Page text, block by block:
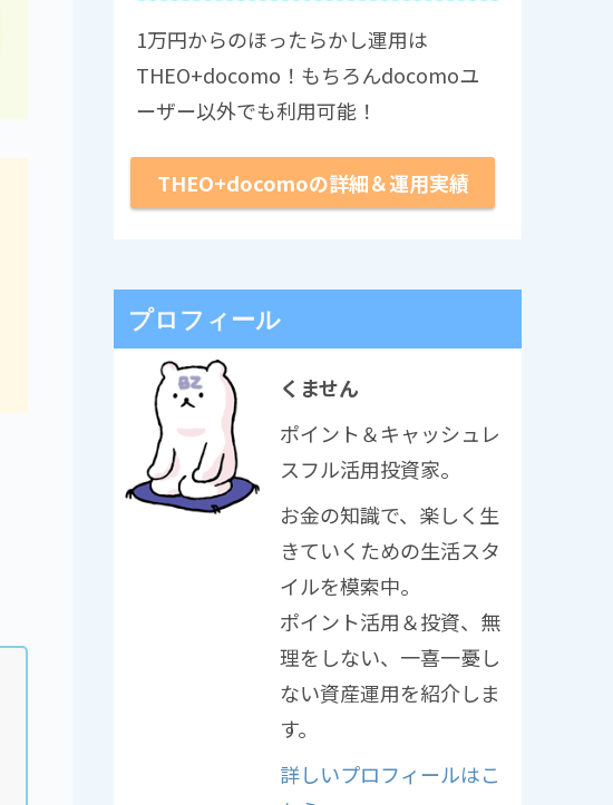
1万円からのほったらかし運用は
THEO+docomo！もちろんdocomoユ
ーザー以外でも利用可能！
THEO+docomoの詳細＆運用実績
プロフィール
くません
ポイント＆キャッシュレ
スフル活用投資家。
お金の知識で、楽しく生
きていくための生活スタ
イルを模索中。
ポイント活用＆投資、無
理をしない、一喜一憂し
ない資産運用を紹介しま
す。
詳しいプロフィールはこ